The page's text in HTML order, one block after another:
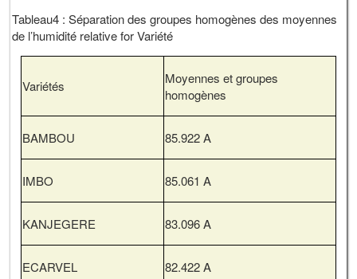
Tableau4 : Séparation des groupes homogènes des moyennes
de l’humidité relative for Variété
Variétés
Moyennes et groupes
homogènes
BAMBOU 85.922 A
IMBO 85.061 A
KANJEGERE 83.096 A
ECARVEL 82.422 A